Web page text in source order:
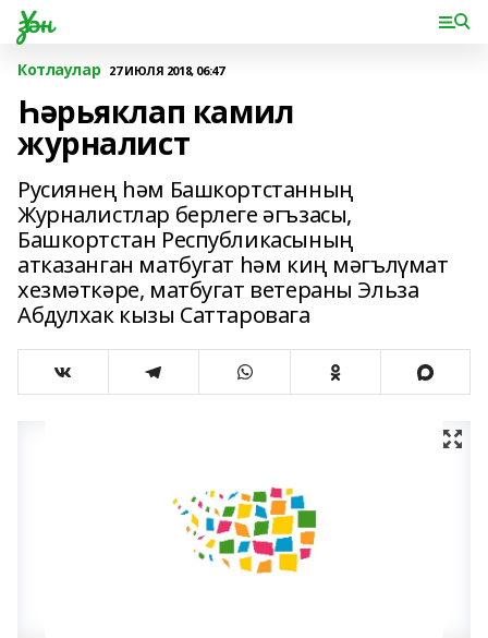
Үзән
Котлаулар 27 ИЮЛЯ 2018, 06:47
Һәрьяклап камил
журналист
Русиянең һәм Башкортстанның
Журналистлар берлеге әгъзасы,
Башкортстан Республикасының
атказанган матбугат һәм киң мәгълүмат
хезмәткәре, матбугат ветераны Эльза
Абдулхак кызы Саттаровага